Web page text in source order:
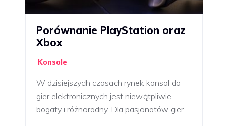
Porównanie PlayStation oraz
Xbox
Konsole
W dzisiejszych czasach rynek konsol do
gier elektronicznych jest niewątpliwie
bogaty i różnorodny. Dla pasjonatów gier…